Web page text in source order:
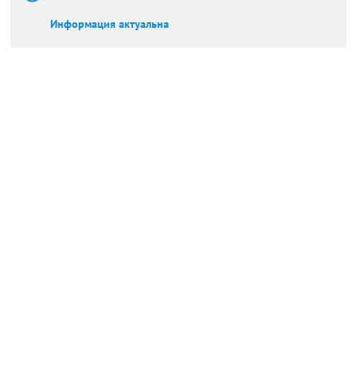
Информация актуальна